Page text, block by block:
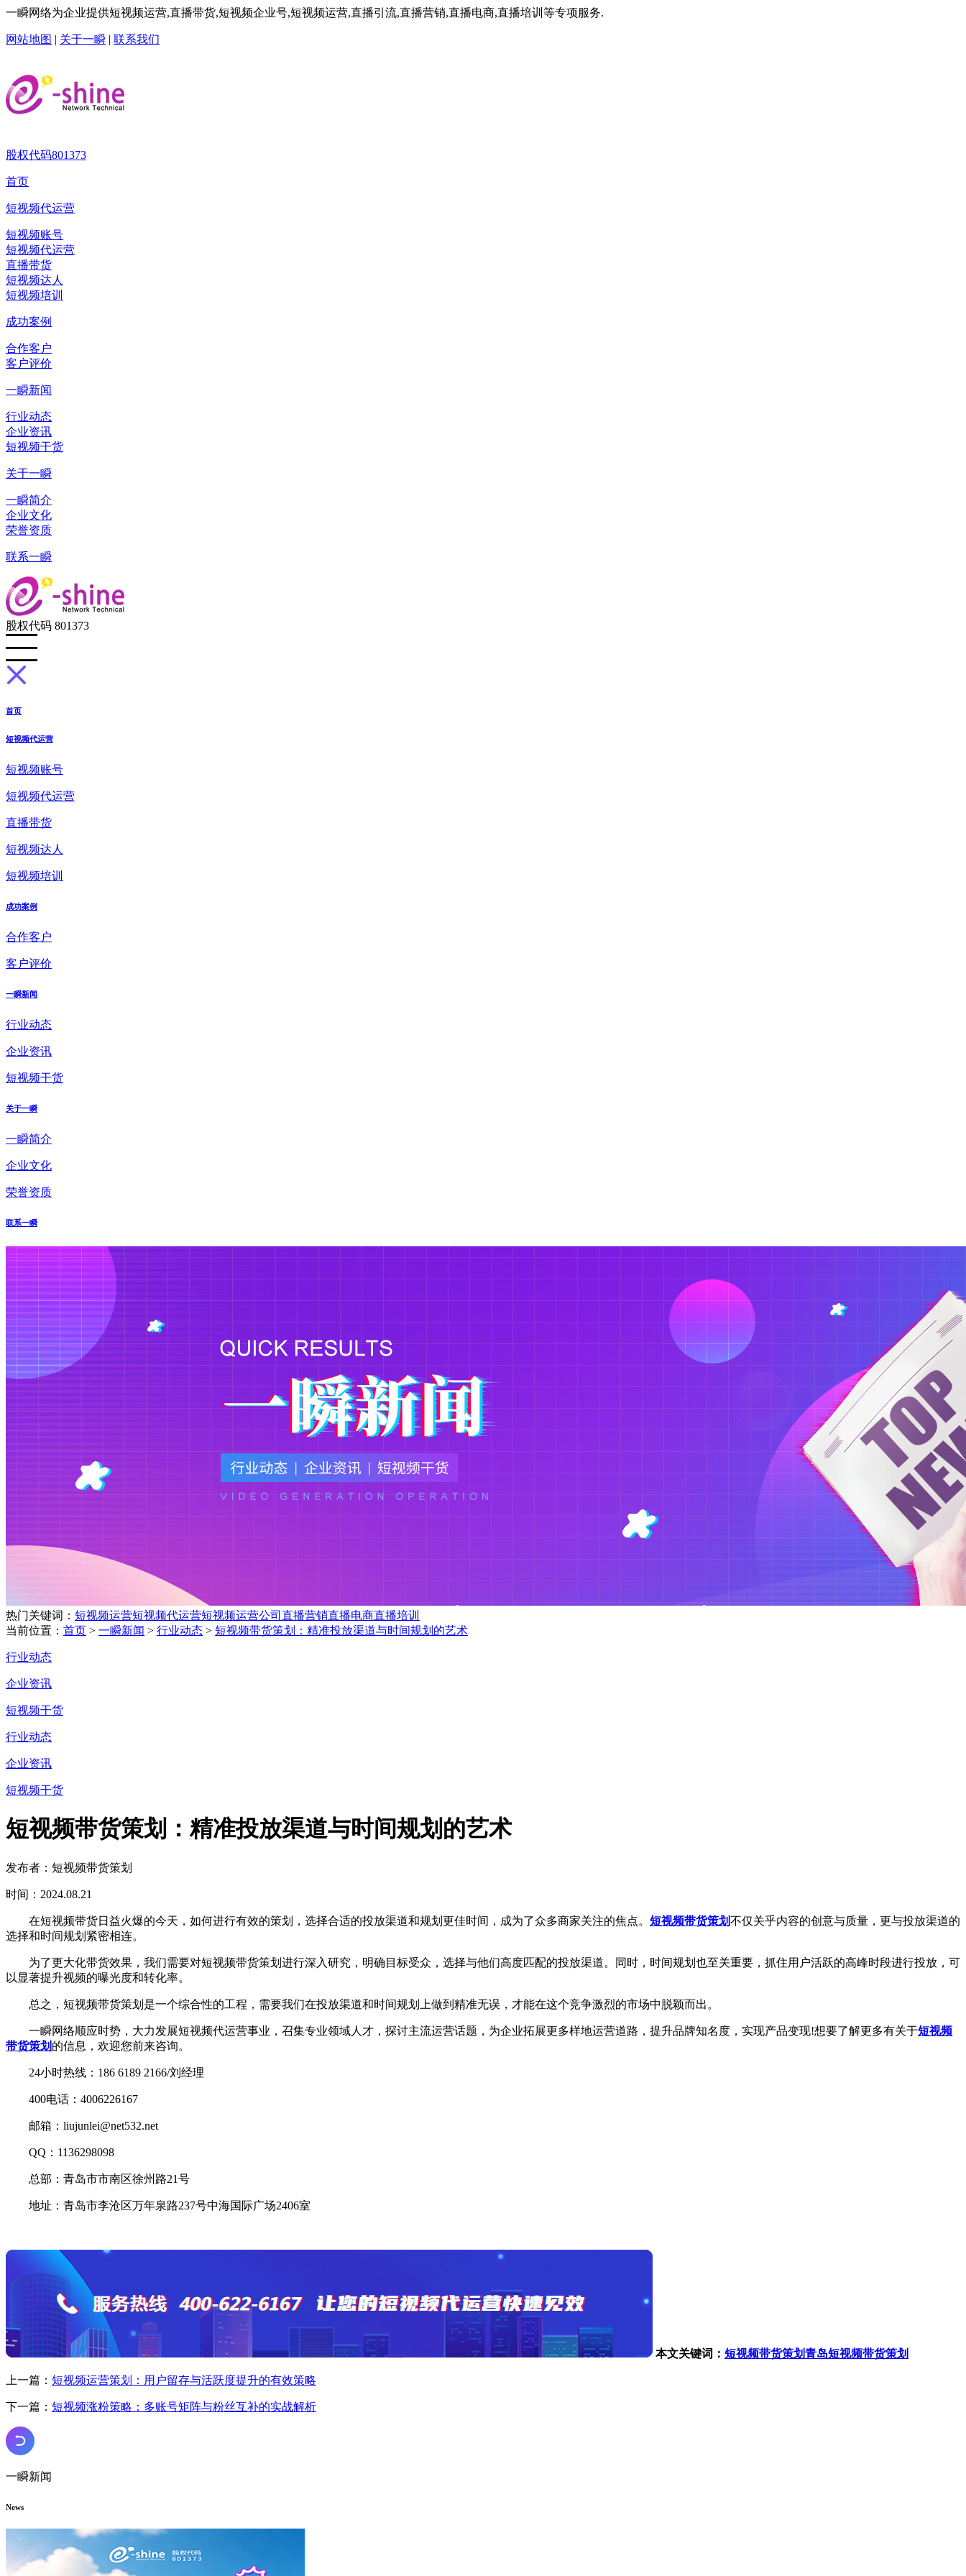
一瞬网络为企业提供短视频运营,直播带货,短视频企业号,短视频运营,直播引流,直播营销,直播电商,直播培训等专项服务.
网站地图 | 关于一瞬 | 联系我们
股权代码801373
首页
短视频代运营
短视频账号
短视频代运营
直播带货
短视频达人
短视频培训
成功案例
合作客户
客户评价
一瞬新闻
行业动态
企业资讯
短视频干货
关于一瞬
一瞬简介
企业文化
荣誉资质
联系一瞬
股权代码 801373
首页
短视频代运营
短视频账号
短视频代运营
直播带货
短视频达人
短视频培训
成功案例
合作客户
客户评价
一瞬新闻
行业动态
企业资讯
短视频干货
关于一瞬
一瞬简介
企业文化
荣誉资质
联系一瞬
热门关键词： 短视频运营短视频代运营短视频运营公司 直播营销直播电商直播培训
当前位置： 首页 > 一瞬新闻 > 行业动态 > 短视频带货策划：精准投放渠道与时间规划的艺术
行业动态
企业资讯
短视频干货
行业动态
企业资讯
短视频干货
短视频带货策划：精准投放渠道与时间规划的艺术
发布者：短视频带货策划
时间：2024.08.21
在短视频带货日益火爆的今天，如何进行有效的策划，选择合适的投放渠道和规划更佳时间，成为了众多商家关注的焦点。 短视频带货策划不仅关乎内容的创意与质量，更与投放渠道的
选择和时间规划紧密相连。
为了更大化带货效果，我们需要对短视频带货策划进行深入研究，明确目标受众，选择与他们高度匹配的投放渠道。同时，时间规划也至关重要，抓住用户活跃的高峰时段进行投放，可
以显著提升视频的曝光度和转化率。
总之，短视频带货策划是一个综合性的工程，需要我们在投放渠道和时间规划上做到精准无误，才能在这个竞争激烈的市场中脱颖而出。
一瞬网络顺应时势，大力发展短视频代运营事业，召集专业领域人才，探讨主流运营话题，为企业拓展更多样地运营道路，提升品牌知名度，实现产品变现!想要了解更多有关于短视频
带货策划 的信息，欢迎您前来咨询。
24小时热线：186 6189 2166/刘经理
400电话：4006226167
邮箱：liujunlei@net532.net
QQ：1136298098
总部：青岛市市南区徐州路21号
地址：青岛市李沧区万年泉路237号中海国际广场2406室
本文关键词： 短视频带货策划青岛短视频带货策划
上一篇： 短视频运营策划：用户留存与活跃度提升的有效策略
下一篇： 短视频涨粉策略：多账号矩阵与粉丝互补的实战解析
一瞬新闻
News